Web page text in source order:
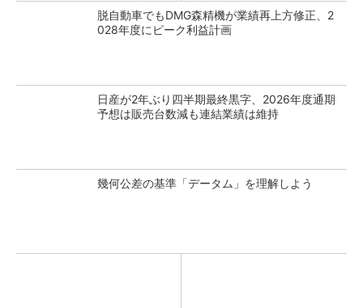
脱自動車でもDMG森精機が業績再上方修正、2
028年度にピーク利益計画
日産が2年ぶり四半期最終黒字、2026年度通期
予想は販売台数減も連結業績は維持
幾何公差の基準「データム」を理解しよう